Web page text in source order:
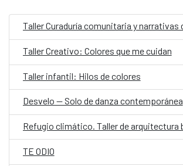
Taller Creativo: Colores que me cuidan
Taller infantil: Hilos de colores
Desvelo — Solo de danza contemporánea
TE ODIO